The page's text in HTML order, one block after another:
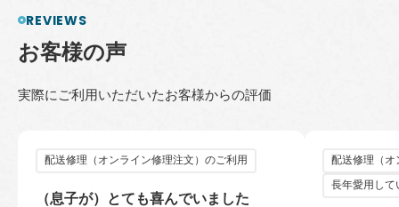
REVIEWS
お客様の声
実際にご利用いただいたお客様からの評価
配送修理（オンライン修理注文）のご利用
（息子が）とても喜んでいました
配送修理（オ
長年愛用して